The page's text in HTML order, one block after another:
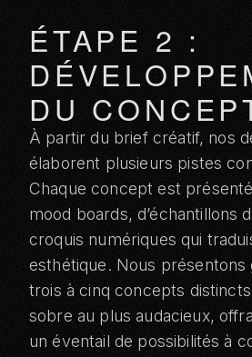
ÉTAPE 2 :
DU
À partir du brief créatif, nos
élaborent plusieurs pistes
Chaque concept est
mood boards, d’échantillons
croquis numériques qui
esthétique. Nous présentons
trois à cinq concepts
sobre au plus audacieux,
un éventail de possibilités à